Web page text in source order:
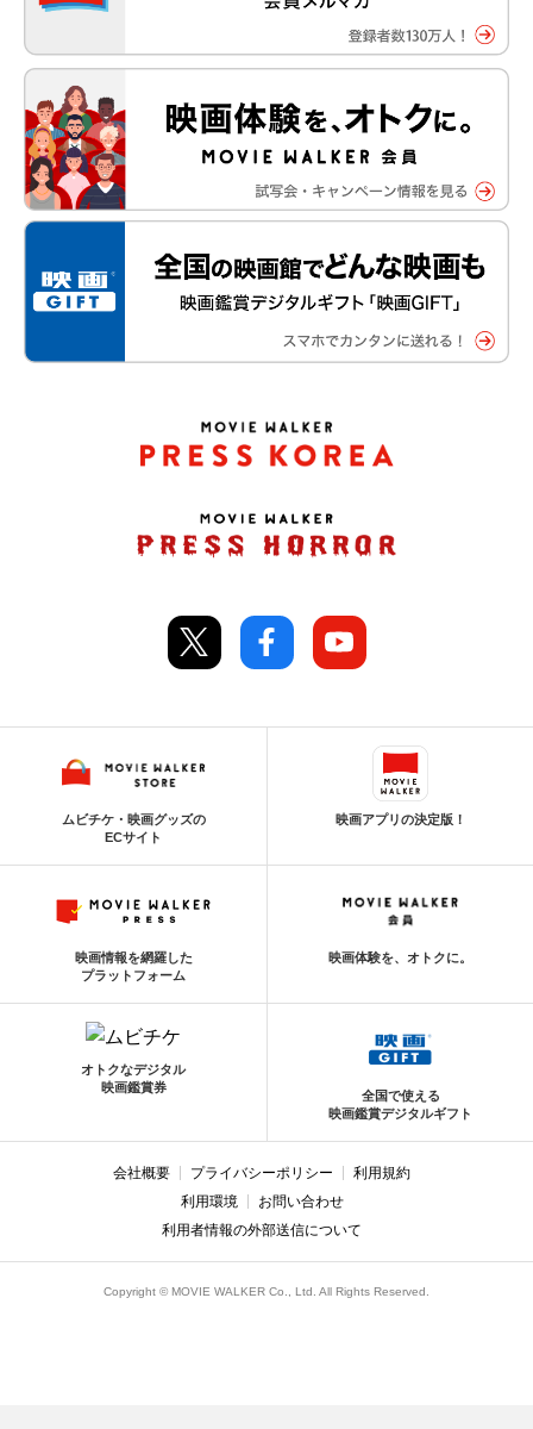
ムビチケ・映画グッズの
ECサイト
映画アプリの決定版！
映画情報を網羅した
プラットフォーム
映画体験を、オトクに。
オトクなデジタル
映画鑑賞券
全国で使える
映画鑑賞デジタルギフト
会社概要 プライバシーポリシー
利用規約
利用環境
お問い合わせ
利用者情報の外部送信について
Copyright © MOVIE WALKER Co., Ltd. All Rights Reserved.